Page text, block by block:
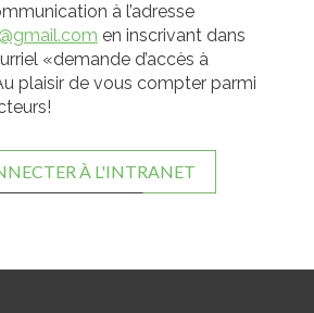
à l’adresse
en inscrivant dans
«demande d’accès à
plaisir de vous compter parmi
À L'INTRANET